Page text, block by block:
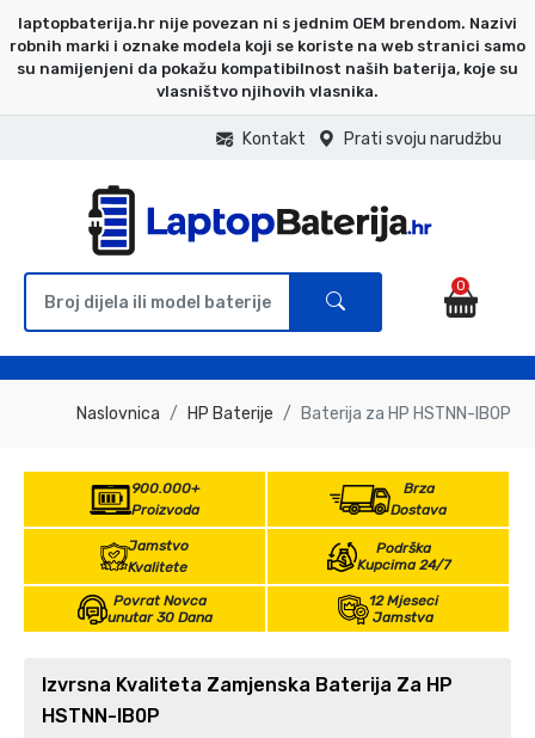
laptopbaterija.hr nije povezan ni s jednim OEM brendom. Nazivi
robnih marki i oznake modela koji se koriste na web stranici samo
su namijenjeni da pokažu kompatibilnost naših baterija, koje su
vlasništvo njihovih vlasnika.
Prati svoju narudžbu
Kontakt
0
Naslovnica HP Baterije Baterija za HP HSTNN-IB0P
900.000+
Proizvoda
Brza
Dostava
Jamstvo
Kvalitete
Podrška
Kupcima 24/7
Povrat Novca
unutar 30 Dana
12 Mjeseci
Jamstva
Izvrsna Kvaliteta Zamjenska Baterija Za HP
HSTNN-IB0P